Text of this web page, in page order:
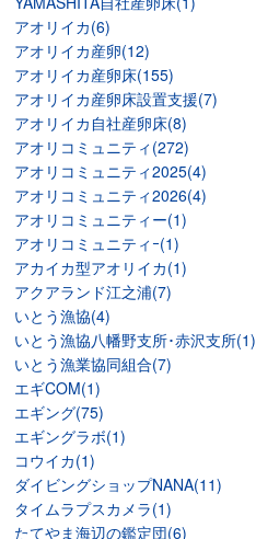
アオリイカ(6)
アオリイカ産卵(12)
アオリイカ産卵床(155)
アオリイカ産卵床設置支援(7)
アオリイカ自社産卵床(8)
アオリコミュニティ(272)
アオリコミュニティ2025(4)
アオリコミュニティ2026(4)
アオリコミュニティー(1)
アオリコミュニティｰ(1)
アカイカ型アオリイカ(1)
アクアランド江之浦(7)
いとう漁協(4)
いとう漁協八幡野支所･赤沢支所(1)
いとう漁業協同組合(7)
エギCOM(1)
エギング(75)
エギングラボ(1)
コウイカ(1)
ダイビングショップNANA(11)
タイムラプスカメラ(1)
たてやま海辺の鑑定団(6)